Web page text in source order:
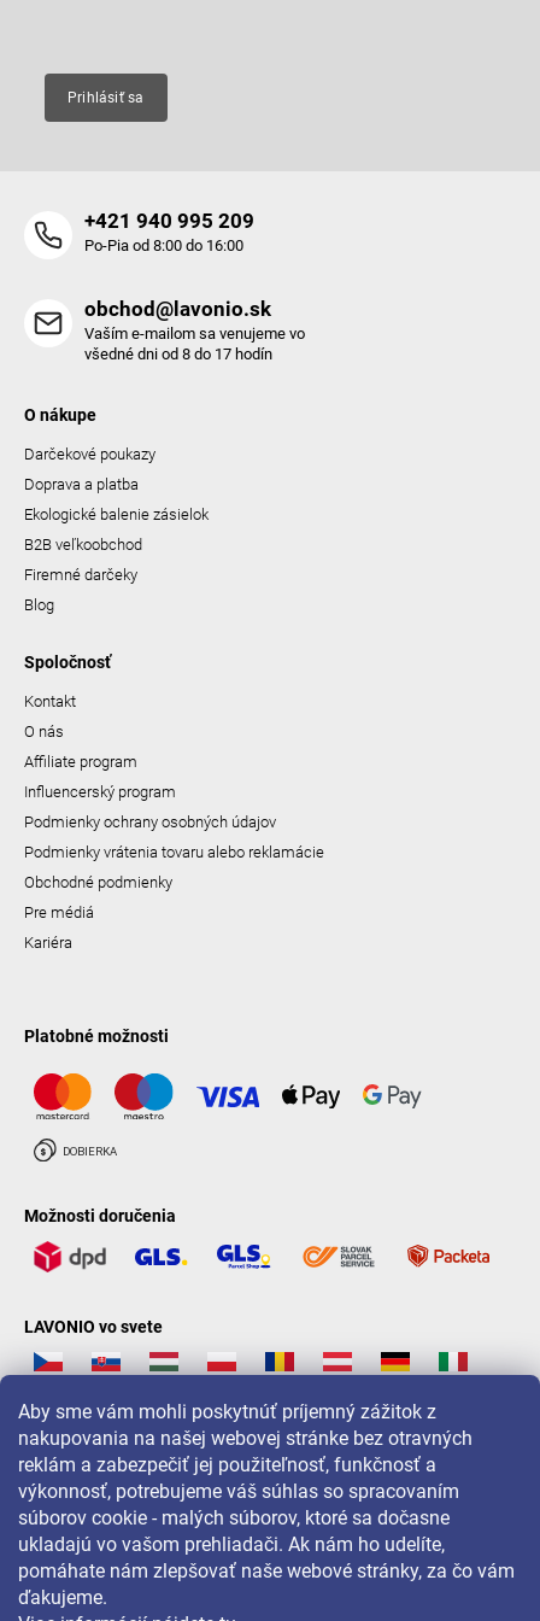
Aby sme vám mohli poskytnúť príjemný zážitok z
nakupovania na našej webovej stránke bez otravných
reklám a zabezpečiť jej použiteľnosť, funkčnosť a
výkonnosť, potrebujeme váš súhlas so spracovaním
súborov cookie - malých súborov, ktoré sa dočasne
ukladajú vo vašom prehliadači. Ak nám ho udelíte,
pomáhate nám zlepšovať naše webové stránky, za čo vám
ďakujeme.
Prihlásiť sa
+421 940 995 209
Po-Pia od 8:00 do 16:00
obchod@lavonio.sk
Vaším e-mailom sa venujeme vo
všedné dni od 8 do 17 hodín
O nákupe
Darčekové poukazy
Doprava a platba
Ekologické balenie zásielok
B2B veľkoobchod
Firemné darčeky
Blog
Spoločnosť
Kontakt
O nás
Affiliate program
Influencerský program
Podmienky ochrany osobných údajov
Podmienky vrátenia tovaru alebo reklamácie
Obchodné podmienky
Pre médiá
Kariéra
Platobné možnosti
Možnosti doručenia
LAVONIO vo svete
Pre akcie, súťaže a zľavy nás sledujte na: